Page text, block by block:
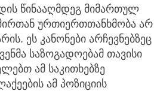
წინააღმდეგ მიმართულ
ურთიერთთანხმობა არ
ეს კანონები არჩევნებზეც
საზოგადოებამ თავისი
ამ საკითხებზე
ამ პოზიციის